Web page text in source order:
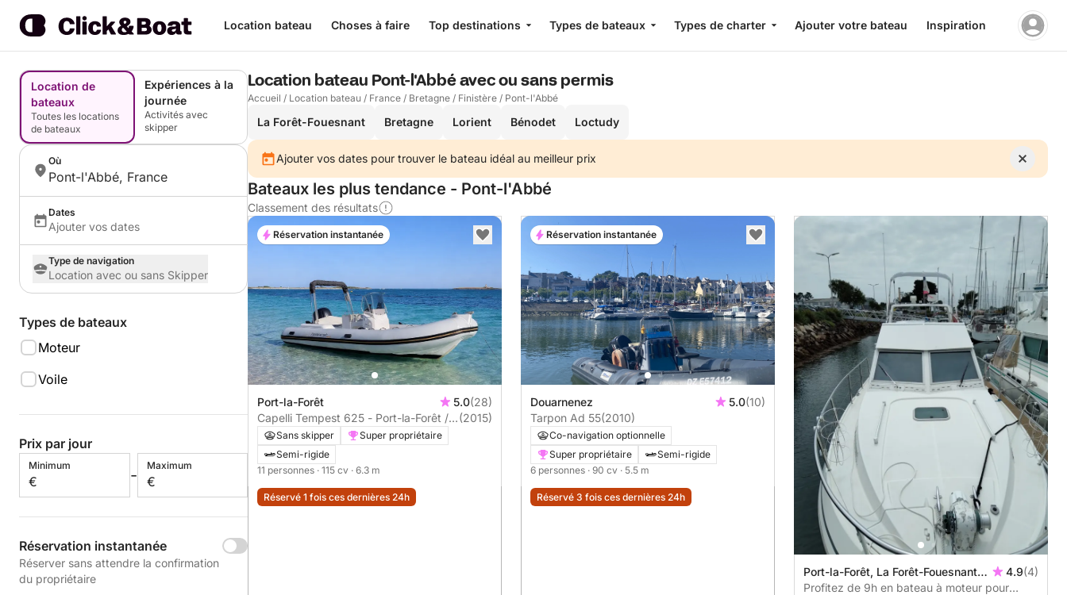
Location bateau Choses à faire Top destinations Types de bateaux Types de charter Ajouter votre bateau Inspiration
Location de
bateaux
Toutes les locations
de bateaux
Expériences à la
journée
Activités avec
skipper
Où
Pont-l'Abbé, France
Dates
Ajouter vos dates
Type de navigation
Location avec ou sans Skipper
Types de bateaux
Moteur
Voile
Prix par jour
Minimum
€ -
Maximum
€
Réservation instantanée
Réserver sans attendre la confirmation
du propriétaire
Location bateau Pont-l'Abbé avec ou sans permis
Accueil / Location bateau / France / Bretagne / Finistère / Pont-l'Abbé
La Forêt-Fouesnant Bretagne Lorient Bénodet Loctudy
Ajouter vos dates pour trouver le bateau idéal au meilleur prix
Bateaux les plus tendance - Pont-l'Abbé
Classement des résultats
Port-la-Forêt 5.0(28)
Capelli Tempest 625 - Port-la-Forêt /
la Forêt Fouesnant
(2015)
Sans skipper
Super propriétaire
Semi-rigide
11 personnes · 115 cv · 6.3 m
Réservé 1 fois ces dernières 24h
Réservation instantanée
Douarnenez 5.0(10)
Tarpon Ad 55(2010)
Co-navigation optionnelle
Super propriétaire
Semi-rigide
6 personnes · 90 cv · 5.5 m
Réservé 3 fois ces dernières 24h
Réservation instantanée
Port-la-Forêt, La Forêt-Fouesnant,
France
4.9(4)
Profitez de 9h en bateau à moteur pour